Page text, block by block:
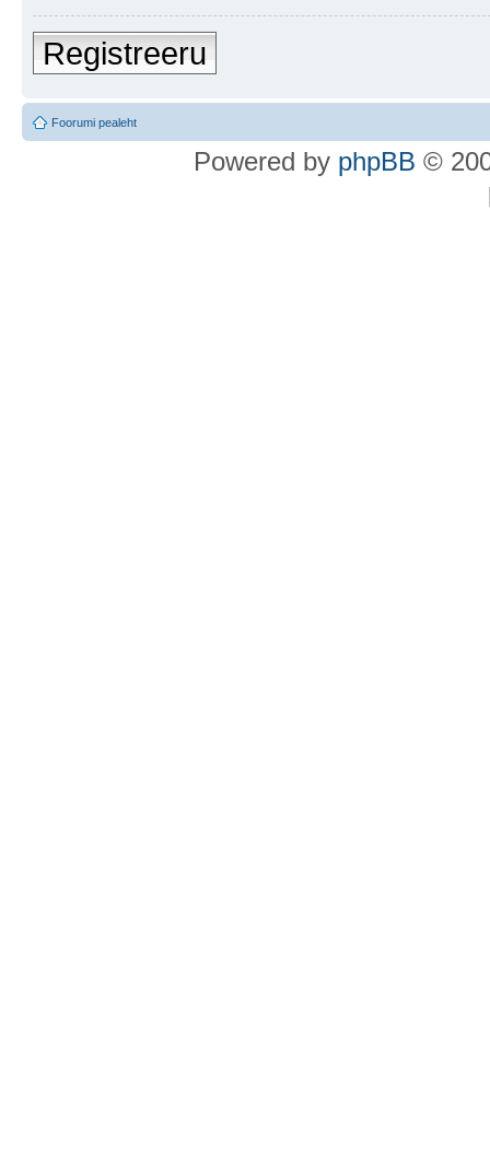
Registreeru
Foorumi pealeht
Powered by phpBB ©